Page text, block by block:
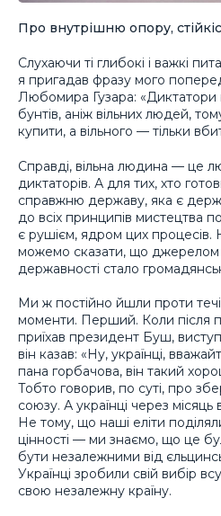
Про внутрішню опору,
Слухаючи ті глибокі і важкі
я пригадав фразу мого
Любомира Гузара:
бунтів, аніж вільних людей,
купити, а вільного — тільки
Справді, вільна людина — це
диктаторів. А для тих, хто
справжню державу, яка є
до всіх принципів мистецтва
є рушієм, ядром цих процесів.
можемо сказати, що джерелом
державності стало
Ми ж постійно йшли проти
моменти. Перший. Коли після
приїхав президент Буш,
він казав: «Ну, українці,
пана горбачова, він такий
Тобто говорив, по суті, про
союзу. А українці через
Не тому, що наші еліти
цінності — ми знаємо, що це
бути незалежними від
Українці зробили свій вибір
свою незалежну країну.